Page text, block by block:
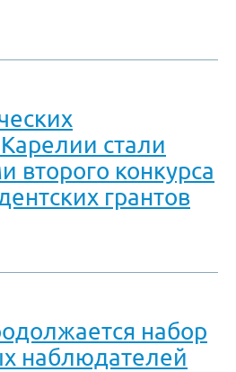
стали
второго конкурса
грантов
набор
наблюдателей